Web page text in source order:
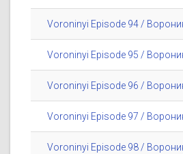
Voroninyi Episode 94 /
Voroninyi Episode 95 /
Voroninyi Episode 96 /
Voroninyi Episode 97 /
Voroninyi Episode 98 /